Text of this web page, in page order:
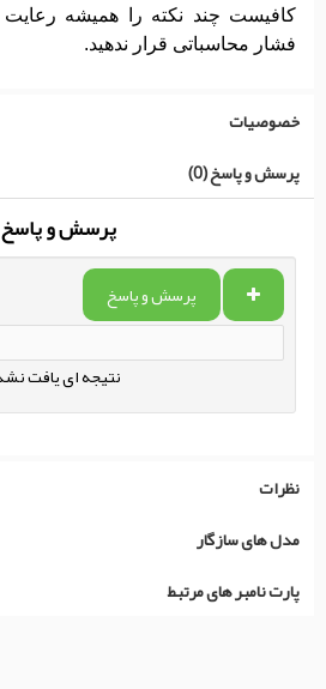
کافیست چند نکته را همیشه رعایت
فشار محاسباتی قرار ندهید.
خصوصیات
پرسش و پاسخ (0)
پرسش و پاسخ
پرسش و پاسخ
نتیجه ای یافت
نظرات
مدل های سازگار
پارت نامبر های مرتبط